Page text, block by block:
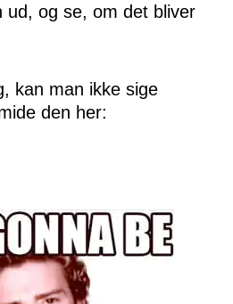
og se, om det bliver
kan man ikke sige
den her: